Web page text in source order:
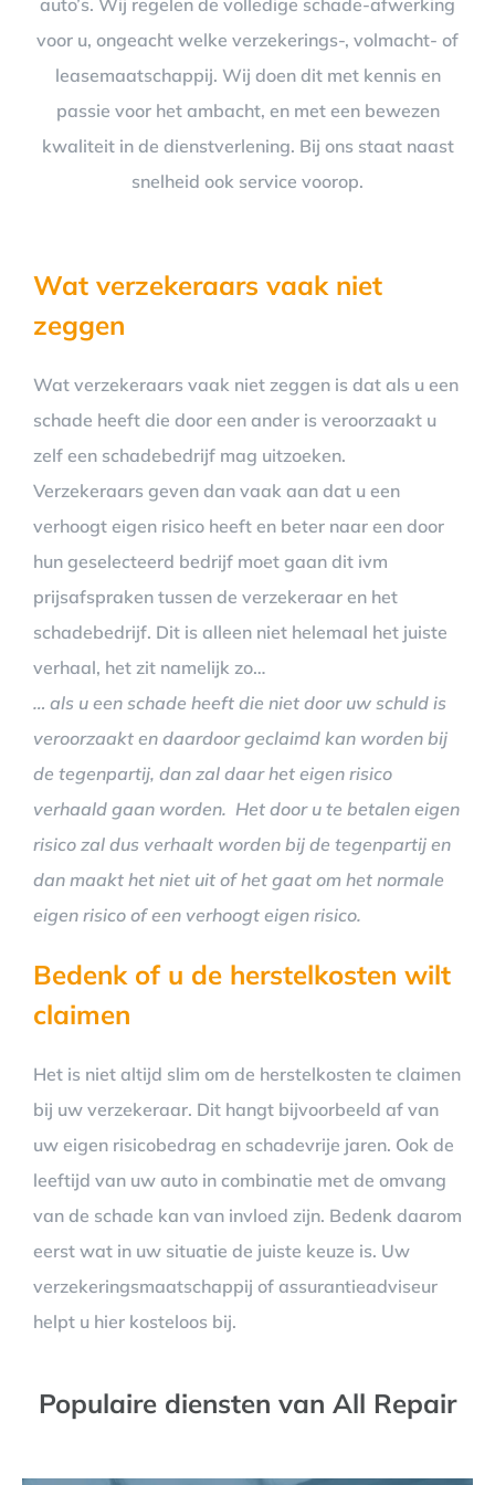
auto’s. Wij regelen de volledige schade-afwerking
voor u, ongeacht welke verzekerings-, volmacht- of
leasemaatschappij. Wij doen dit met kennis en
passie voor het ambacht, en met een bewezen
kwaliteit in de dienstverlening. Bij ons staat naast
snelheid ook service voorop.
Wat verzekeraars vaak niet
zeggen
Wat verzekeraars vaak niet zeggen is dat als u een
schade heeft die door een ander is veroorzaakt u
zelf een schadebedrijf mag uitzoeken.
Verzekeraars geven dan vaak aan dat u een
verhoogt eigen risico heeft en beter naar een door
hun geselecteerd bedrijf moet gaan dit ivm
prijsafspraken tussen de verzekeraar en het
schadebedrijf. Dit is alleen niet helemaal het juiste
verhaal, het zit namelijk zo…
… als u een schade heeft die niet door uw schuld is
veroorzaakt en daardoor geclaimd kan worden bij
de tegenpartij, dan zal daar het eigen risico
verhaald gaan worden. Het door u te betalen eigen
risico zal dus verhaalt worden bij de tegenpartij en
dan maakt het niet uit of het gaat om het normale
eigen risico of een verhoogt eigen risico.
Bedenk of u de herstelkosten wilt
claimen
Het is niet altijd slim om de herstelkosten te claimen
bij uw verzekeraar. Dit hangt bijvoorbeeld af van
uw eigen risicobedrag en schadevrije jaren. Ook de
leeftijd van uw auto in combinatie met de omvang
van de schade kan van invloed zijn. Bedenk daarom
eerst wat in uw situatie de juiste keuze is. Uw
verzekeringsmaatschappij of assurantieadviseur
helpt u hier kosteloos bij.
Populaire diensten van All Repair